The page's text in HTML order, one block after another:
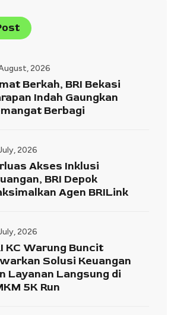
2026
Berkah, BRI Bekasi
Indah Gaungkan
Berbagi
2026
Akses Inklusi
BRI Depok
Agen BRILink
2026
KC Warung Buncit
Solusi Keuangan
Layanan Langsung di
5K Run